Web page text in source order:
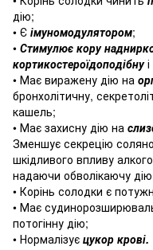
дію;
• Є імуномодулятором;
• Стимулює кору
кортикостероїдоподібнуі
• Має виражену дію на
бронхолітичну,
кашель;
• Має захисну дію на
Зменшує секрецію
шкідливого впливу
надаючи обволікаючу
• Корінь солодки є
• Має
потогінну дію;
• Нормалізує цукор крові.